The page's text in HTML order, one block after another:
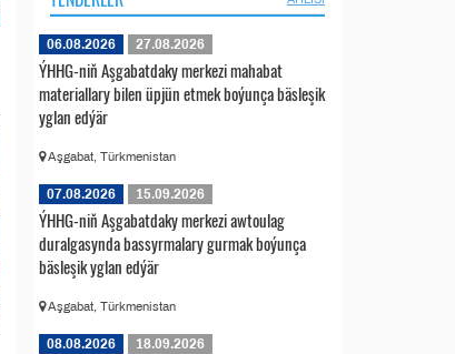
06.08.2026 27.08.2026
ÝHHG-niň Aşgabatdaky merkezi mahabat
materiallary bilen üpjün etmek boýunça bäsleşik
yglan edýär
Aşgabat, Türkmenistan
07.08.2026 15.09.2026
ÝHHG-niň Aşgabatdaky merkezi awtoulag
duralgasynda bassyrmalary gurmak boýunça
bäsleşik yglan edýär
Aşgabat, Türkmenistan
08.08.2026 18.09.2026